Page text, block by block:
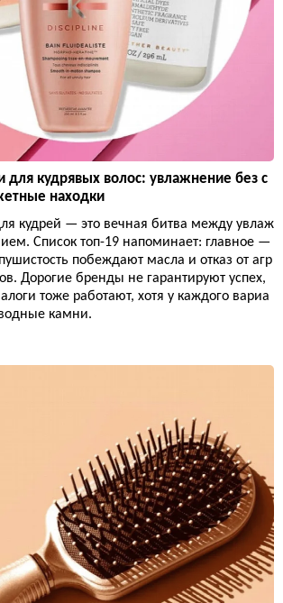
кудрявых волос: увлажнение без с
находки
кудрей — это вечная битва между увлаж
Список топ-19 напоминает: главное —
побеждают масла и отказ от агр
Дорогие бренды не гарантируют успех,
тоже работают, хотя у каждого вариа
камни.